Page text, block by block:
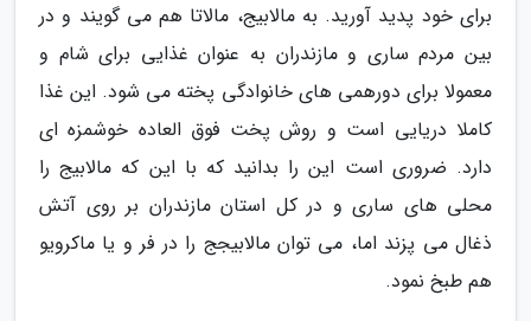
برای خود پدید آورید. به مالابیج، مالاتا هم می گویند و در
بین مردم ساری و مازندران به عنوان غذایی برای شام و
معمولا برای دورهمی های خانوادگی پخته می شود. این غذا
کاملا دریایی است و روش پخت فوق العاده خوشمزه ای
دارد. ضروری است این را بدانید که با این که مالابیج را
محلی های ساری و در کل استان مازندران بر روی آتش
ذغال می پزند اما، می توان مالابیجج را در فر و یا ماکرویو
هم طبخ نمود.